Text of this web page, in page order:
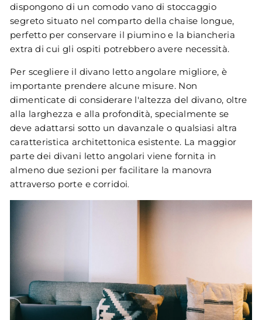
dispongono di un comodo vano di stoccaggio
segreto situato nel comparto della chaise longue,
perfetto per conservare il piumino e la biancheria
extra di cui gli ospiti potrebbero avere necessità.
Per scegliere il divano letto angolare migliore, è
importante prendere alcune misure. Non
dimenticate di considerare l'altezza del divano, oltre
alla larghezza e alla profondità, specialmente se
deve adattarsi sotto un davanzale o qualsiasi altra
caratteristica architettonica esistente. La maggior
parte dei divani letto angolari viene fornita in
almeno due sezioni per facilitare la manovra
attraverso porte e corridoi​.